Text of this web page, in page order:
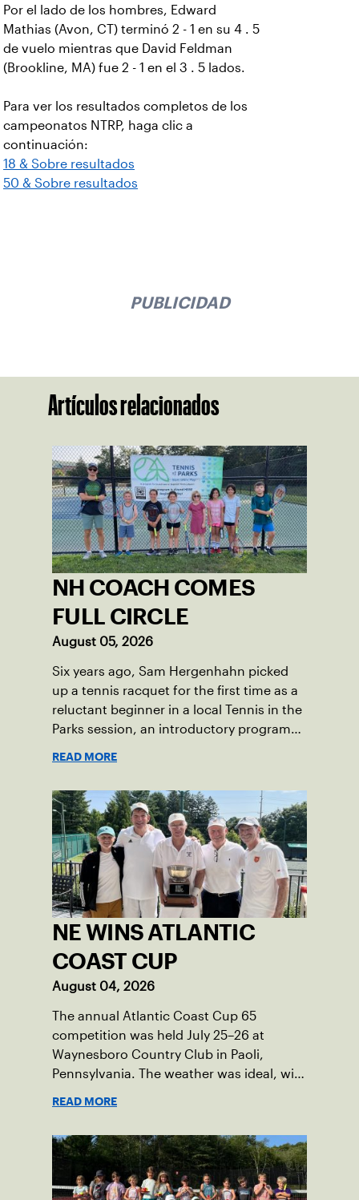
Por el lado de los hombres, Edward
Mathias (Avon, CT) terminó 2 - 1 en su 4 . 5
de vuelo mientras que David Feldman
(Brookline, MA) fue 2 - 1 en el 3 . 5 lados.
Para ver los resultados completos de los
campeonatos NTRP, haga clic a
continuación:
18 & Sobre resultados
50 & Sobre resultados
PUBLICIDAD
Artículos relacionados
NH COACH COMES
FULL CIRCLE
August 05, 2026
Six years ago, Sam Hergenhahn picked
up a tennis racquet for the first time as a
reluctant beginner in a local Tennis in the
Parks session, an introductory program
time, he’s the one running the drills.
READ MORE
NE WINS ATLANTIC
COAST CUP
August 04, 2026
The annual Atlantic Coast Cup 65
competition was held July 25–26 at
Waynesboro Country Club in Paoli,
Pennsylvania. The weather was ideal, with
setting for the event, featuring 10
impeccably maintained Har-Tru courts
and excellent balcony viewing for
READ MORE